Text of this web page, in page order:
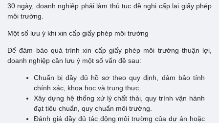
30 ngày, doanh nghiệp phải làm thủ tục đề nghị cấp lại giấy phép
môi trường.
Một số lưu ý khi xin cấp giấy phép môi trường
Để đảm bảo quá trình xin cấp giấy phép môi trường thuận lợi,
doanh nghiệp cần lưu ý một số vấn đề sau:
Chuẩn bị đầy đủ hồ sơ theo quy định, đảm bảo tính
chính xác, khoa học và trung thực.
Xây dựng hệ thống xử lý chất thải, quy trình vận hành
đạt tiêu chuẩn, quy chuẩn môi trường.
Đánh giá đầy đủ tác động môi trường của dự án hoặc